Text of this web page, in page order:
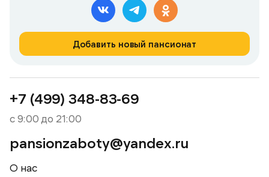
Добавить новый пансионат
+7 (499) 348-83-69
с 9:00 до 21:00
pansionzaboty@yandex.ru
О нас